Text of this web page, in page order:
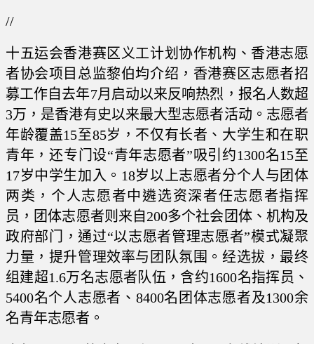
//
十五运会香港赛区义工计划协作机构、香港志愿
者协会项目总监黎伯均介绍，香港赛区志愿者招
募工作自去年7月启动以来反响热烈，报名人数超
3万，是香港有史以来最大型志愿者活动。志愿者
年龄覆盖15至85岁，不仅有长者、大学生和在职
青年，还专门设“青年志愿者”吸引约1300名15至
17岁中学生加入。18岁以上志愿者分个人与团体
两类，个人志愿者中遴选资深者任志愿者指挥
员，团体志愿者则来自200多个社会团体、机构及
政府部门，通过“以志愿者管理志愿者”模式凝聚
力量，提升管理效率与团队氛围。经选拔，最终
组建超1.6万名志愿者队伍，含约1600名指挥员、
5400名个人志愿者、8400名团体志愿者及1300余
名青年志愿者。